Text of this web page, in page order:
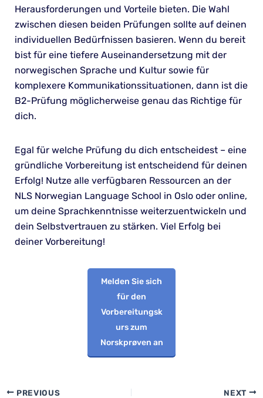
Herausforderungen und Vorteile bieten. Die Wahl
zwischen diesen beiden Prüfungen sollte auf deinen
individuellen Bedürfnissen basieren. Wenn du bereit
bist für eine tiefere Auseinandersetzung mit der
norwegischen Sprache und Kultur sowie für
komplexere Kommunikationssituationen, dann ist die
B2-Prüfung möglicherweise genau das Richtige für
dich.
Egal für welche Prüfung du dich entscheidest – eine
gründliche Vorbereitung ist entscheidend für deinen
Erfolg! Nutze alle verfügbaren Ressourcen an der
NLS Norwegian Language School in Oslo oder online,
um deine Sprachkenntnisse weiterzuentwickeln und
dein Selbstvertrauen zu stärken. Viel Erfolg bei
deiner Vorbereitung!
Melden Sie sich
für den
Vorbereitungsk
urs zum
Norskprøven an
PREVIOUS NEXT